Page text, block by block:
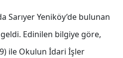
Sarıyer Yeniköy’de bulunan
Edinilen bilgiye göre,
ile Okulun İdari İşler